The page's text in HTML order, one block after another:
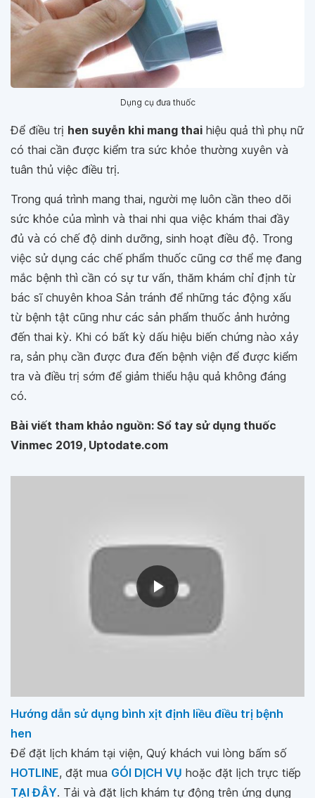
Dụng cụ đưa thuốc
Để điều trị hen suyễn khi mang thai hiệu quả thì phụ nữ
có thai cần được kiểm tra sức khỏe thường xuyên và
tuân thủ việc điều trị.
Trong quá trình mang thai, người mẹ luôn cần theo dõi
sức khỏe của mình và thai nhi qua việc khám thai đầy
đủ và có chế độ dinh dưỡng, sinh hoạt điều độ. Trong
việc sử dụng các chế phẩm thuốc cũng cơ thể mẹ đang
mắc bệnh thì cần có sự tư vấn, thăm khám chỉ định từ
bác sĩ chuyên khoa Sản tránh để những tác động xấu
từ bệnh tật cũng như các sản phẩm thuốc ảnh hưởng
đến thai kỳ. Khi có bất kỳ dấu hiệu biến chứng nào xảy
ra, sản phụ cần được đưa đến bệnh viện để được kiểm
tra và điều trị sớm để giảm thiểu hậu quả không đáng
có.
Bài viết tham khảo nguồn: Sổ tay sử dụng thuốc
Vinmec 2019, Uptodate.com
Hướng dẫn sử dụng bình xịt định liều điều trị bệnh
hen
Để đặt lịch khám tại viện, Quý khách vui lòng bấm số
HOTLINE, đặt mua GÓI DỊCH VỤ hoặc đặt lịch trực tiếp
TẠI ĐÂY. Tải và đặt lịch khám tự động trên ứng dụng